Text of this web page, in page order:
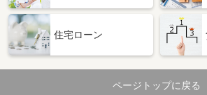
住宅ローン
ページトップに戻る